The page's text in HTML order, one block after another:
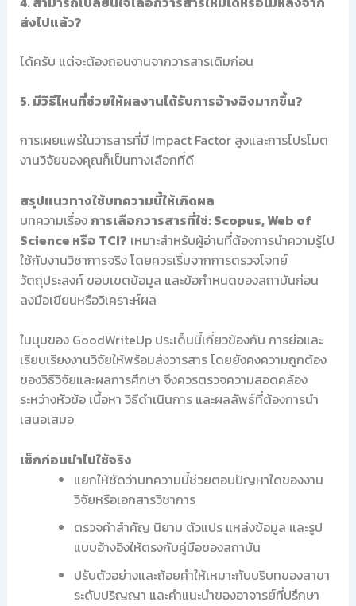
ส่งไปแล้ว?
ได้ครับ แต่จะต้องถอนงานจากวารสารเดิมก่อน
5. มีวิธีไหนที่ช่วยให้ผลงานได้รับการอ้างอิงมากขึ้น?
การเผยแพร่ในวารสารที่มี Impact Factor สูงและการโปรโมต
งานวิจัยของคุณก็เป็นทางเลือกที่ดี
สรุปแนวทางใช้บทความนี้ให้เกิดผล
บทความเรื่อง การเลือกวารสารที่ใช่: Scopus, Web of
Science หรือ TCI? เหมาะสำหรับผู้อ่านที่ต้องการนำความรู้ไป
ใช้กับงานวิชาการจริง โดยควรเริ่มจากการตรวจโจทย์
วัตถุประสงค์ ขอบเขตข้อมูล และข้อกำหนดของสถาบันก่อน
ลงมือเขียนหรือวิเคราะห์ผล
ในมุมของ GoodWriteUp ประเด็นนี้เกี่ยวข้องกับ การย่อและ
เรียบเรียงงานวิจัยให้พร้อมส่งวารสาร โดยยังคงความถูกต้อง
ของวิธีวิจัยและผลการศึกษา จึงควรตรวจความสอดคล้อง
ระหว่างหัวข้อ เนื้อหา วิธีดำเนินการ และผลลัพธ์ที่ต้องการนำ
เสนอเสมอ
เช็กก่อนนำไปใช้จริง
แยกให้ชัดว่าบทความนี้ช่วยตอบปัญหาใดของงาน
วิจัยหรือเอกสารวิชาการ
ตรวจคำสำคัญ นิยาม ตัวแปร แหล่งข้อมูล และรูป
แบบอ้างอิงให้ตรงกับคู่มือของสถาบัน
ปรับตัวอย่างและถ้อยคำให้เหมาะกับบริบทของสาขา
ระดับปริญญา และคำแนะนำของอาจารย์ที่ปรึกษา